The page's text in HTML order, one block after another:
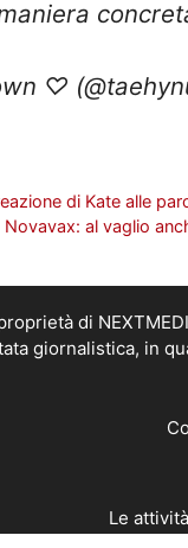
♡
al vaglio
Le